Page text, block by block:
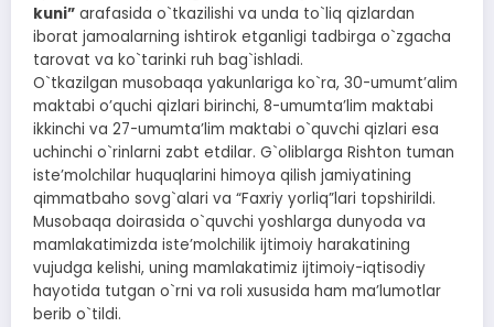
kuni” arafasida o`tkazilishi va unda to`liq qizlardan
iborat jamoalarning ishtirok etganligi tadbirga o`zgacha
tarovat va ko`tarinki ruh bag`ishladi.
O`tkazilgan musobaqa yakunlariga ko`ra, 30-umumtʼalim
maktabi oʼquchi qizlari birinchi, 8-umumtaʼlim maktabi
ikkinchi va 27-umumtaʼlim maktabi o`quvchi qizlari esa
uchinchi o`rinlarni zabt etdilar. G`oliblarga Rishton tuman
isteʼmolchilar huquqlarini himoya qilish jamiyatining
qimmatbaho sovg`alari va “Faxriy yorliq”lari topshirildi.
Musobaqa doirasida o`quvchi yoshlarga dunyoda va
mamlakatimizda isteʼmolchilik ijtimoiy harakatining
vujudga kelishi, uning mamlakatimiz ijtimoiy-iqtisodiy
hayotida tutgan o`rni va roli xususida ham maʼlumotlar
berib o`tildi.